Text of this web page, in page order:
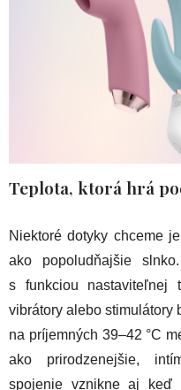
Teplota, ktorá hrá
Niektoré dotyky chceme
ako popoludňajšie
s funkciou
vibrátory alebo stimulátory
na príjemných 39–42 °C
ako prirodzenejšie,
spojenie vznikne aj keď